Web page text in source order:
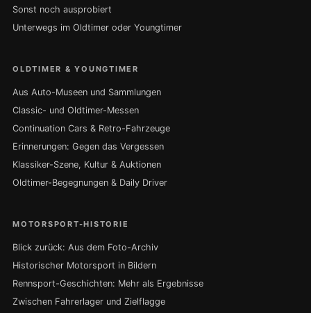
Sonst noch ausprobiert
Unterwegs im Oldtimer oder Youngtimer
OLDTIMER & YOUNGTIMER
Aus Auto-Museen und Sammlungen
Classic- und Oldtimer-Messen
Continuation Cars & Retro-Fahrzeuge
Erinnerungen: Gegen das Vergessen
Klassiker-Szene, Kultur & Auktionen
Oldtimer-Begegnungen & Daily Driver
MOTORSPORT-HISTORIE
Blick zurück: Aus dem Foto-Archiv
Historischer Motorsport in Bildern
Rennsport-Geschichten: Mehr als Ergebnisse
Zwischen Fahrerlager und Zielflagge